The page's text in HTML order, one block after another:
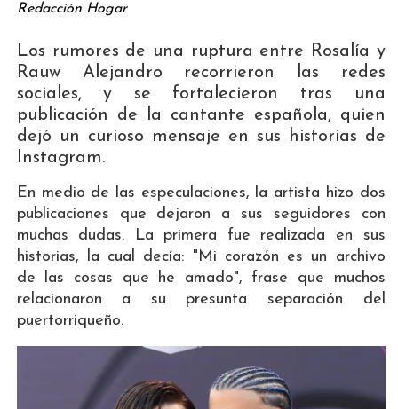
Redacción Hogar
Los rumores de una ruptura entre Rosalía y
Rauw Alejandro recorrieron las redes
sociales, y se fortalecieron tras una
publicación de la cantante española, quien
dejó un curioso mensaje en sus historias de
Instagram.
En medio de las especulaciones, la artista hizo dos
publicaciones que dejaron a sus seguidores con
muchas dudas. La primera fue realizada en sus
historias, la cual decía: "Mi corazón es un archivo
de las cosas que he amado", frase que muchos
relacionaron a su presunta separación del
puertorriqueño.